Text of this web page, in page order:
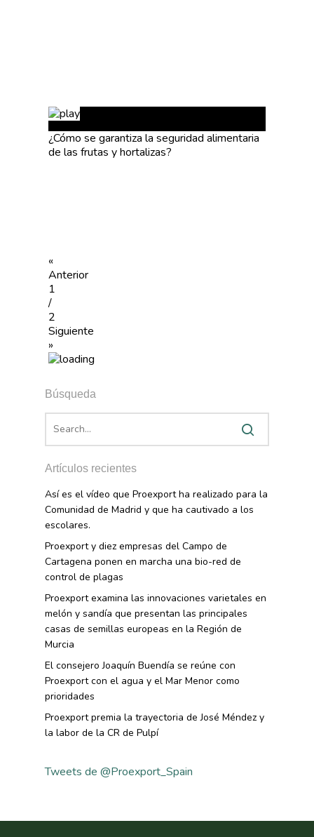
¿Cómo se garantiza la seguridad alimentaria
de las frutas y hortalizas?
«
Anterior
1
/
2
Siguiente
»
Búsqueda
Artículos recientes
Así es el vídeo que Proexport ha realizado para la
Comunidad de Madrid y que ha cautivado a los
escolares.
Proexport y diez empresas del Campo de
Cartagena ponen en marcha una bio-red de
control de plagas
Proexport examina las innovaciones varietales en
melón y sandía que presentan las principales
casas de semillas europeas en la Región de
Murcia
El consejero Joaquín Buendía se reúne con
Proexport con el agua y el Mar Menor como
prioridades
Proexport premia la trayectoria de José Méndez y
la labor de la CR de Pulpí
Tweets de @Proexport_Spain